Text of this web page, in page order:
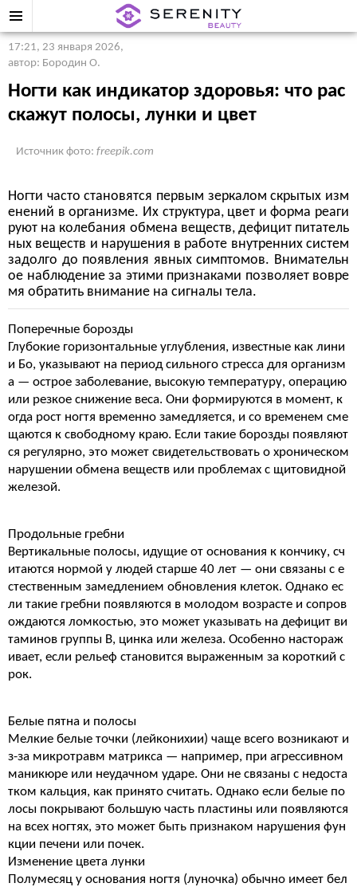
17:21, 23 января 2026,
автор: Бородин О.
Ногти как индикатор здоровья: что рас
скажут полосы, лунки и цвет
Источник фото: freepik.com
Ногти часто становятся первым зеркалом скрытых изм
енений в организме. Их структура, цвет и форма реаги
руют на колебания обмена веществ, дефицит питатель
ных веществ и нарушения в работе внутренних систем
задолго до появления явных симптомов. Внимательн
ое наблюдение за этими признаками позволяет вовре
мя обратить внимание на сигналы тела.
Поперечные борозды
Глубокие горизонтальные углубления, известные как лини
и Бо, указывают на период сильного стресса для организм
а — острое заболевание, высокую температуру, операцию
или резкое снижение веса. Они формируются в момент, к
огда рост ногтя временно замедляется, и со временем сме
щаются к свободному краю. Если такие борозды появляют
ся регулярно, это может свидетельствовать о хроническом
нарушении обмена веществ или проблемах с щитовидной
железой.
Продольные гребни
Вертикальные полосы, идущие от основания к кончику, сч
итаются нормой у людей старше 40 лет — они связаны с е
стественным замедлением обновления клеток. Однако ес
ли такие гребни появляются в молодом возрасте и сопров
ождаются ломкостью, это может указывать на дефицит ви
таминов группы B, цинка или железа. Особенно настораж
ивает, если рельеф становится выраженным за короткий с
рок.
Белые пятна и полосы
Мелкие белые точки (лейконихии) чаще всего возникают и
з-за микротравм матрикса — например, при агрессивном
маникюре или неудачном ударе. Они не связаны с недоста
тком кальция, как принято считать. Однако если белые по
лосы покрывают большую часть пластины или появляются
на всех ногтях, это может быть признаком нарушения фун
кции печени или почек.
Изменение цвета лунки
Полумесяц у основания ногтя (луночка) обычно имеет бел